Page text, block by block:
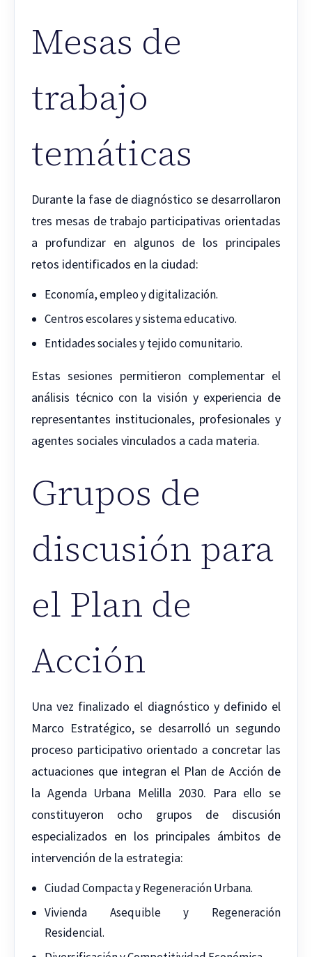
Mesas de
trabajo
temáticas
Durante la fase de diagnóstico se desarrollaron
tres mesas de trabajo participativas orientadas
a profundizar en algunos de los principales
retos identificados en la ciudad:
Economía, empleo y digitalización.
Centros escolares y sistema educativo.
Entidades sociales y tejido comunitario.
Estas sesiones permitieron complementar el
análisis técnico con la visión y experiencia de
representantes institucionales, profesionales y
agentes sociales vinculados a cada materia.
Grupos de
discusión para
el Plan de
Acción
Una vez finalizado el diagnóstico y definido el
Marco Estratégico, se desarrolló un segundo
proceso participativo orientado a concretar las
actuaciones que integran el Plan de Acción de
la Agenda Urbana Melilla 2030. Para ello se
constituyeron ocho grupos de discusión
especializados en los principales ámbitos de
intervención de la estrategia:
Ciudad Compacta y Regeneración Urbana.
Vivienda Asequible y Regeneración
Residencial.